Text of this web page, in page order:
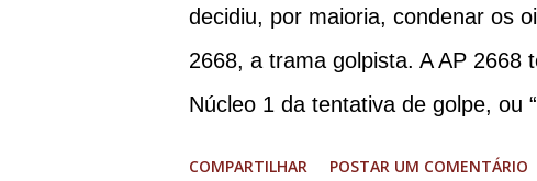
decidiu, por maioria, condenar os
2668, a trama golpista. A AP
Núcleo 1 da tentativa de golpe, ou
COMPARTILHAR POSTAR UM COMENTÁRIO